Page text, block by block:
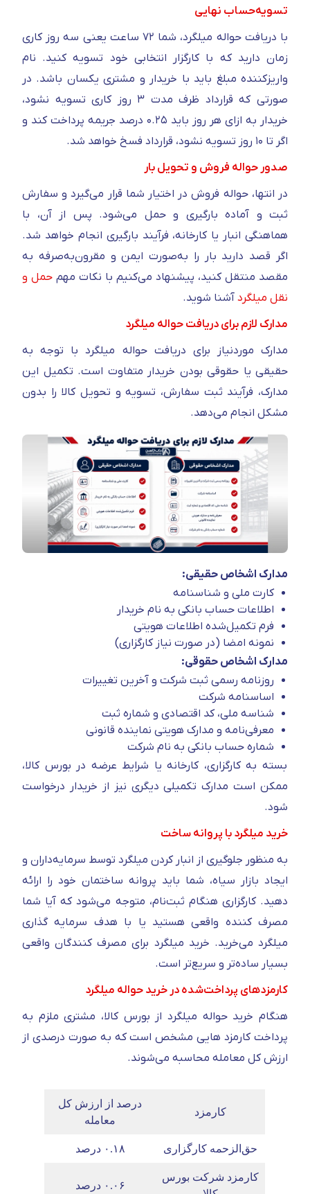
تسویه‌حساب نهایی
با دریافت حواله میلگرد، شما ۷۲ ساعت یعنی سه روز کاری
زمان دارید که با کارگزار انتخابی خود تسویه کنید. نام
واریز‌کننده مبلغ باید با خریدار و مشتری یکسان باشد. در
صورتی که قرارداد ظرف مدت ۳ روز کاری تسویه نشود،
خریدار به ازای هر روز باید ۰.۲۵ درصد جریمه پرداخت کند و
اگر تا ۱۰ روز تسویه نشود، قرارداد فسخ خواهد شد.
صدور حواله فروش و تحویل بار
در انتها، حواله فروش در اختیار شما قرار می‌گیرد و سفارش
ثبت و آماده بارگیری و حمل می‌شود. پس از آن، با
هماهنگی انبار یا کارخانه، فرآیند بارگیری انجام خواهد شد.
اگر قصد دارید بار را به‌صورت ایمن و مقرون‌به‌صرفه به
مقصد منتقل کنید، پیشنهاد می‌کنیم با نکات مهم حمل و
نقل میلگرد آشنا شوید.
مدارک لازم برای دریافت حواله میلگرد
مدارک موردنیاز برای دریافت حواله میلگرد با توجه به
حقیقی یا حقوقی بودن خریدار متفاوت است. تکمیل این
مدارک، فرآیند ثبت سفارش، تسویه و تحویل کالا را بدون
مشکل انجام می‌دهد.
مدارک اشخاص حقیقی:
کارت ملی و شناسنامه
اطلاعات حساب بانکی به نام خریدار
فرم تکمیل‌شده اطلاعات هویتی
نمونه امضا (در صورت نیاز کارگزاری)
مدارک اشخاص حقوقی:
روزنامه رسمی ثبت شرکت و آخرین تغییرات
اساسنامه شرکت
شناسه ملی، کد اقتصادی و شماره ثبت
معرفی‌نامه و مدارک هویتی نماینده قانونی
شماره حساب بانکی به نام شرکت
بسته به کارگزاری، کارخانه یا شرایط عرضه در بورس کالا،
ممکن است مدارک تکمیلی دیگری نیز از خریدار درخواست
شود.
خرید میلگرد با پروانه ساخت
به منظور جلوگیری از انبار کردن میلگرد توسط سرمایه‌داران و
ایجاد بازار سیاه، شما باید پروانه ساختمان خود را ارائه
دهید. کارگزاری هنگام ثبت‌نام، متوجه می‌شود که آیا شما
مصرف‌ کننده واقعی هستید یا با هدف سرمایه‌ گذاری
میلگرد می‌خرید. خرید میلگرد برای مصرف‌ کنندگان واقعی
بسیار ساده‌تر و سریع‌تر است.
کارمزدهای پرداخت‌شده در خرید حواله میلگرد
هنگام خرید حواله میلگرد از بورس کالا، مشتری ملزم به
پرداخت کارمزد هایی مشخص است که به‌ صورت درصدی از
ارزش کل معامله محاسبه می‌شوند.
کارمزد
درصد از ارزش کل
معامله
حق‌الزحمه کارگزاری ۰.۱۸ درصد
کارمزد شرکت بورس
۰.۰۶ درصد